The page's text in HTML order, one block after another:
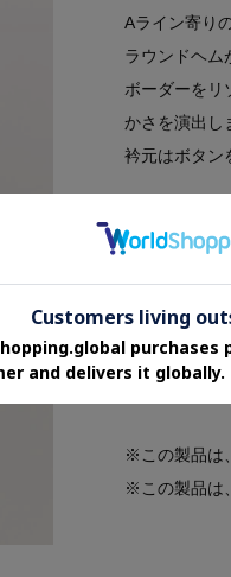
Aライン寄り
ラウンドヘム
ボーダーをリ
かさを演出し
衿元はボタン
Coolcore（R
気化冷却の仕
ハニカム構造
UVカット機
す。
※この製品は
※この製品は